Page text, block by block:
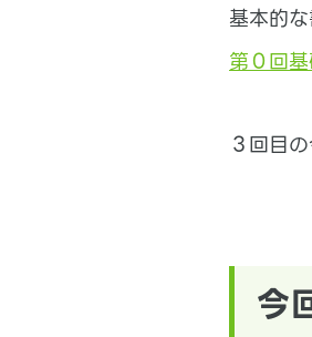
基本的
第０回
３回目
今